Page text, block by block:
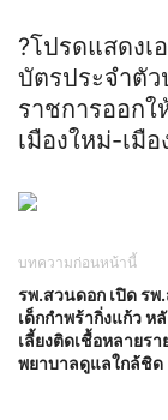
?โปรดแสดงเ
บัตรประจำตั
ราชการออก
เมืองใหม่-เมื
บทความก่อนหน้านี้
รพ.สวนดอก เปิด ร
เด็กกำพร้ากิ่งแก้ว ห
เลี้ยงติดเชื้อหลายร
พยาบาลดูแลใกล้ชิด